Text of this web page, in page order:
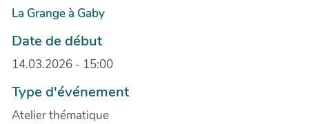
La Grange à Gaby
Date de début
14.03.2026 - 15:00
Type d'événement
Atelier thématique